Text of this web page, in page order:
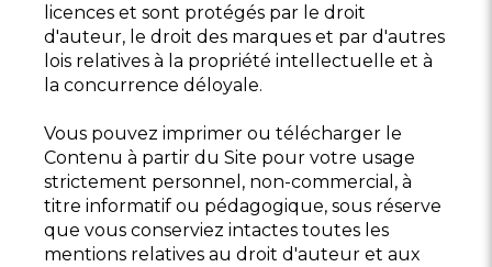
licences et sont protégés par le droit
d'auteur, le droit des marques et par d'autres
lois relatives à la propriété intellectuelle et à
la concurrence déloyale.
Vous pouvez imprimer ou télécharger le
Contenu à partir du Site pour votre usage
strictement personnel, non-commercial, à
titre informatif ou pédagogique, sous réserve
que vous conserviez intactes toutes les
mentions relatives au droit d'auteur et aux